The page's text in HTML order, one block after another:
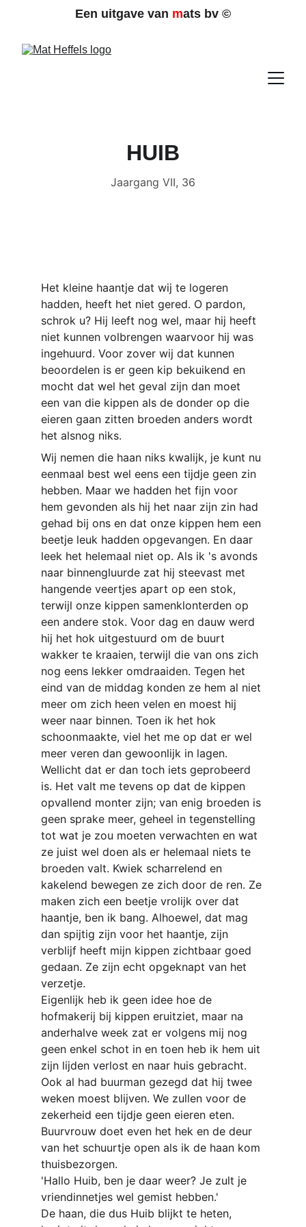
Een uitgave van mats bv ©
HUIB
Jaargang VII, 36
Het kleine haantje dat wij te logeren
hadden, heeft het niet gered. O pardon,
schrok u? Hij leeft nog wel, maar hij heeft
niet kunnen volbrengen waarvoor hij was
ingehuurd. Voor zover wij dat kunnen
beoordelen is er geen kip bekuikend en
mocht dat wel het geval zijn dan moet
een van die kippen als de donder op die
eieren gaan zitten broeden anders wordt
het alsnog niks.
Wij nemen die haan niks kwalijk, je kunt nu
eenmaal best wel eens een tijdje geen zin
hebben. Maar we hadden het fijn voor
hem gevonden als hij het naar zijn zin had
gehad bij ons en dat onze kippen hem een
beetje leuk hadden opgevangen. En daar
leek het helemaal niet op. Als ik 's avonds
naar binnengluurde zat hij steevast met
hangende veertjes apart op een stok,
terwijl onze kippen samenklonterden op
een andere stok. Voor dag en dauw werd
hij het hok uitgestuurd om de buurt
wakker te kraaien, terwijl die van ons zich
nog eens lekker omdraaiden. Tegen het
eind van de middag konden ze hem al niet
meer om zich heen velen en moest hij
weer naar binnen. Toen ik het hok
schoonmaakte, viel het me op dat er wel
meer veren dan gewoonlijk in lagen.
Wellicht dat er dan toch iets geprobeerd
is. Het valt me tevens op dat de kippen
opvallend monter zijn; van enig broeden is
geen sprake meer, geheel in tegenstelling
tot wat je zou moeten verwachten en wat
ze juist wel doen als er helemaal niets te
broeden valt. Kwiek scharrelend en
kakelend bewegen ze zich door de ren. Ze
maken zich een beetje vrolijk over dat
haantje, ben ik bang. Alhoewel, dat mag
dan spijtig zijn voor het haantje, zijn
verblijf heeft mijn kippen zichtbaar goed
gedaan. Ze zijn echt opgeknapt van het
verzetje.
Eigenlijk heb ik geen idee hoe de
hofmakerij bij kippen eruitziet, maar na
anderhalve week zat er volgens mij nog
geen enkel schot in en toen heb ik hem uit
zijn lijden verlost en naar huis gebracht.
Ook al had buurman gezegd dat hij twee
weken moest blijven. We zullen voor de
zekerheid een tijdje geen eieren eten.
Buurvrouw doet even het hek en de deur
van het schuurtje open als ik de haan kom
thuisbezorgen.
'Hallo Huib, ben je daar weer? Je zult je
vriendinnetjes wel gemist hebben.'
De haan, die dus Huib blijkt te heten,